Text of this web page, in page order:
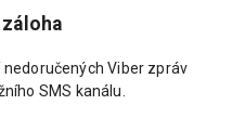
záloha
Viber zpráv
SMS kanálu.